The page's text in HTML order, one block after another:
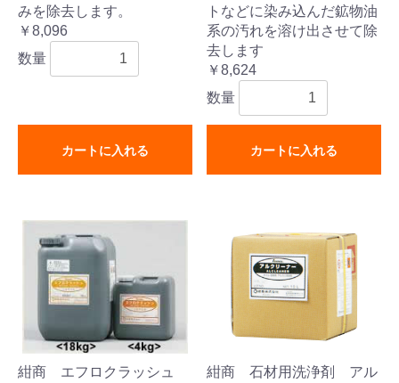
みを除去します。
￥8,096
数量
カートに入れる
トなどに染み込んだ鉱物油
系の汚れを溶け出させて除
去します
￥8,624
数量
カートに入れる
紺商 エフロクラッシュ
紺商 石材用洗浄剤 アル